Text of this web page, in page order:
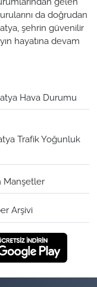
da doğrudan
şehrin güvenilir
hayatına devam
Hava Durumu
Trafik Yoğunluk
Manşetler
Arşivi